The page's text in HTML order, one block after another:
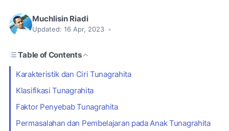
Muchlisin Riadi
Updated: 16 Apr, 2023 •
Table of Contents
Karakteristik dan Ciri Tunagrahita
Klasifikasi Tunagrahita
Faktor Penyebab Tunagrahita
Permasalahan dan Pembelajaran pada Anak Tunagrahita